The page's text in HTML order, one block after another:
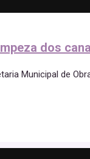
dos
Municipal de